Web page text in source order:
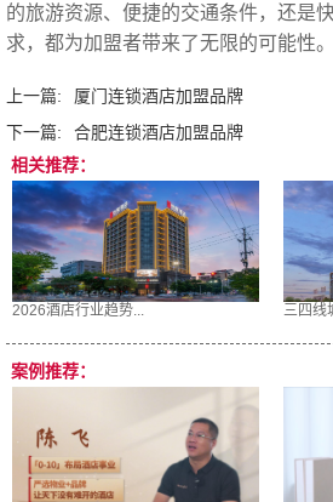
的旅游资源、便捷的交通条件，还是
求，都为加盟者带来了无限的可能性。‍
上一篇:
厦门连锁酒店加盟品牌
下一篇:
合肥连锁酒店加盟品牌
相关推荐：
2026酒店行业趋势... 三四线
案例推荐：